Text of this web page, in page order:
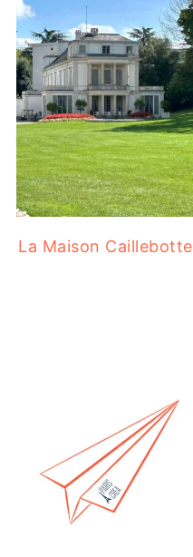
La Maison Caillebotte